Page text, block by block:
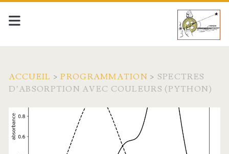
ACCUEIL >PROGRAMMATION > SPECTRES
D’ABSORPTION AVEC COULEURS (PYTHON)